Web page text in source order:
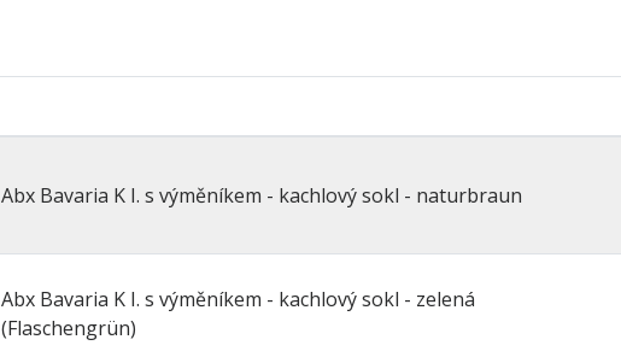
Abx Bavaria K I. s výměníkem - kachlový sokl - naturbraun
Abx Bavaria K I. s výměníkem - kachlový sokl - zelená
(Flaschengrün)